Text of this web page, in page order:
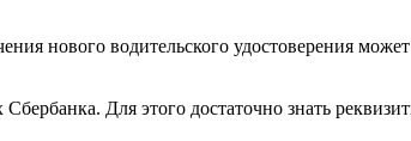
нового водительского удостоверения
Для этого достаточно знать